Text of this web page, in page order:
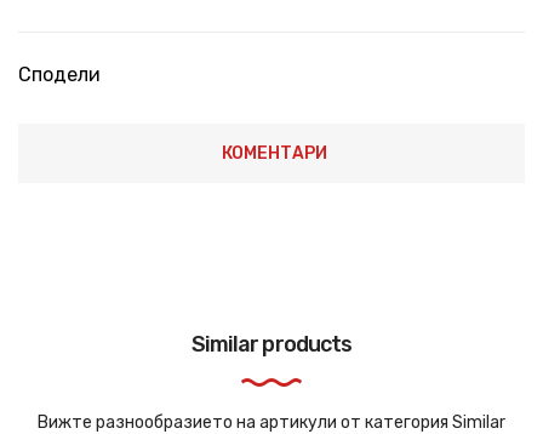
Сподели
КОМЕНТАРИ
Similar products
Вижте разнообразието на артикули от категория Similar